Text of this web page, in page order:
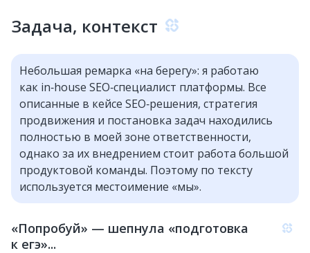
Задача, контекст
Небольшая ремарка «на берегу»: я работаю
как in‑house SEO‑специалист платформы. Все
описанные в кейсе SEO‑решения, стратегия
продвижения и постановка задач находились
полностью в моей зоне ответственности,
однако за их внедрением стоит работа большой
продуктовой команды. Поэтому по тексту
используется местоимение «мы».
«Попробуй» — шепнула «подготовка
к егэ»...